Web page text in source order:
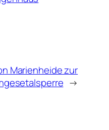
Marienheide zur
→